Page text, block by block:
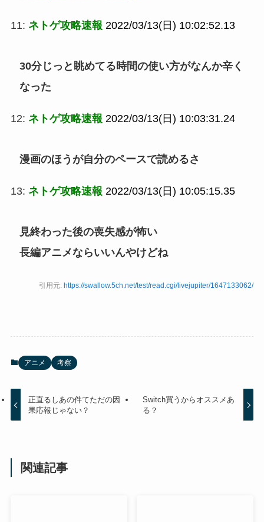
11: ネトゲ攻略速報 2022/03/13(日) 10:02:52.13
30分じっと眺めてる時間の使い方がなんか辛く
なった
12: ネトゲ攻略速報 2022/03/13(日) 10:03:31.24
漫画のほうが自分のペースで読めるさ
13: ネトゲ攻略速報 2022/03/13(日) 10:05:15.35
見終わった後の喪失感が怖い
長編アニメならいいんやけどね
引用元: https://swallow.5ch.net/test/read.cgi/livejupiter/1647133062/
アニメ 考察
正直るしあの件てただの因
果応報じゃない？
Switch買うからオススメあ
る？
関連記事